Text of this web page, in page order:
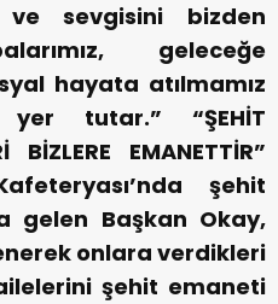
sevgisini bizden
geleceğe
hayata atılmamız
yer tutar.”
“ŞEHİT
BİZLERE EMANETTİR”
şehit
gelen Başkan Okay,
onlara verdikleri
şehit emaneti